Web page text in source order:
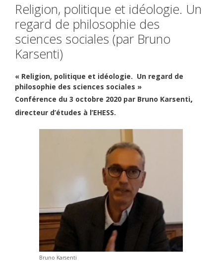
Religion, politique et idéologie. Un
regard de philosophie des
sciences sociales (par Bruno
Karsenti)
« Religion, politique et idéologie. Un regard de
philosophie des sciences sociales »
Conférence du 3 octobre 2020 par Bruno Karsenti,
directeur d’études à l’EHESS.
Bruno Karsenti